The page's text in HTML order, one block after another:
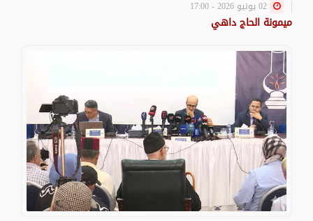
ميمونة الحاج داهي